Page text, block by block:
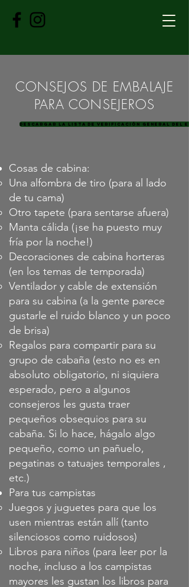
CONSEJOS DE EMBALAJE
PARA CONSEJEROS
Descargar la lista de verificación general del
Cosas de cabina:
Una alfombra de tiro (para al lado
de tu cama)
Otro tapete (para sentarse afuera)
Manta cálida (¡se ha puesto muy
fría por la noche!)
Decoraciones de cabina horteras
(en los temas de temporada)
Ventilador y cable de extensión
para su cabina (a la gente parece
gustarle el ruido blanco y un poco
de brisa)
Regalos para compartir para su
grupo de cabaña (esto no es en
absoluto obligatorio, ni siquiera
esperado, pero a algunos
consejeros les gusta traer
pequeños obsequios para su
cabaña. Si lo hace, hágalo algo
pequeño, como un pañuelo,
pegatinas o tatuajes temporales ,
etc.)
Para tus campistas
Juegos y juguetes para que los
usen mientras están allí (tanto
silenciosos como ruidosos)
Libros para niños (para leer por la
noche, incluso a los campistas
mayores les gustan los libros para